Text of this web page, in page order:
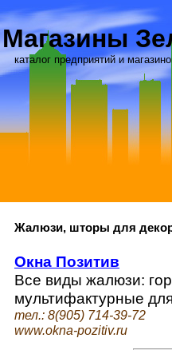
Магазины
каталог предприятий и
Жалюзи, шторы для
Окна Позитив
Все виды жалюзи:
мультифактурные
тел.: 8(905) 714-39-72
www.okna-pozitiv.ru